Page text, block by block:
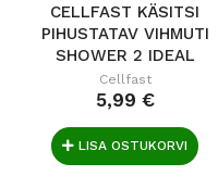
CELLFAST KÄSITSI
PIHUSTATAV VIHMUTI
SHOWER 2 IDEAL
Cellfast
5,99 €
LISA OSTUKORVI